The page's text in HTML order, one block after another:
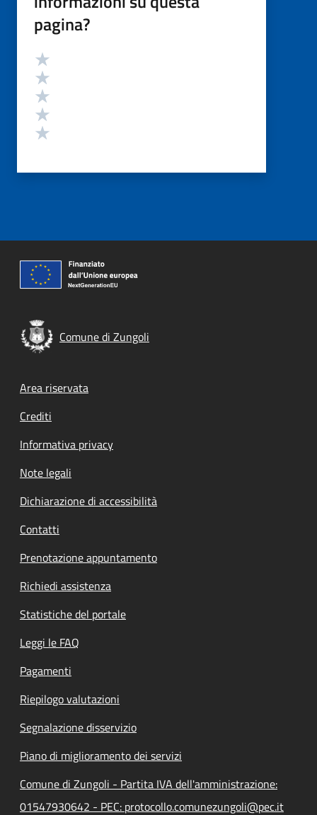
pagina?
Valutazione
Comune di Zungoli
Footer menu
Area riservata
Crediti
Informativa privacy
Note legali
Dichiarazione di accessibilità
Contatti
Prenotazione appuntamento
Richiedi assistenza
Statistiche del portale
Leggi le FAQ
Pagamenti
Riepilogo valutazioni
Segnalazione disservizio
Piano di miglioramento dei servizi
Comune di Zungoli - Partita IVA dell'amministrazione:
01547930642 - PEC: protocollo.comunezungoli@pec.it